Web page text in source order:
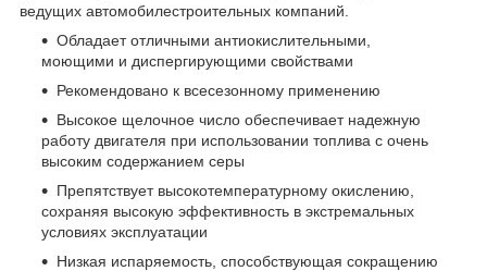
ведущих автомобилестроительных компаний.
Обладает отличными антиокислительными,
моющими и диспергирующими свойствами
Рекомендовано к всесезонному применению
Высокое щелочное число обеспечивает надежную
работу двигателя при использовании топлива с очень
высоким содержанием серы
Препятствует высокотемпературному окислению,
сохраняя высокую эффективность в экстремальных
условиях эксплуатации
Низкая испаряемость, способствующая сокращению